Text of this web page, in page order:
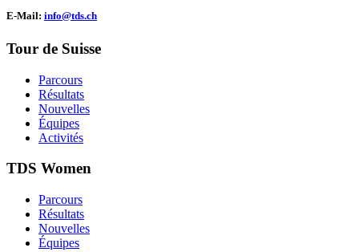
E-Mail: info@tds.ch
Tour de Suisse
Parcours
Résultats
Nouvelles
Équipes
Activités
TDS Women
Parcours
Résultats
Nouvelles
Équipes